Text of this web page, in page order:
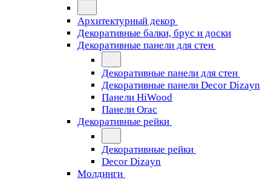
Архитектурный декор
Декоративные балки, брус и доски
Декоративные панели для стен
Декоративные панели для стен
Декоративные панели Decor Dizayn
Панели HiWood
Панели Orac
Декоративные рейки
Декоративные рейки
Decor Dizayn
Молдинги